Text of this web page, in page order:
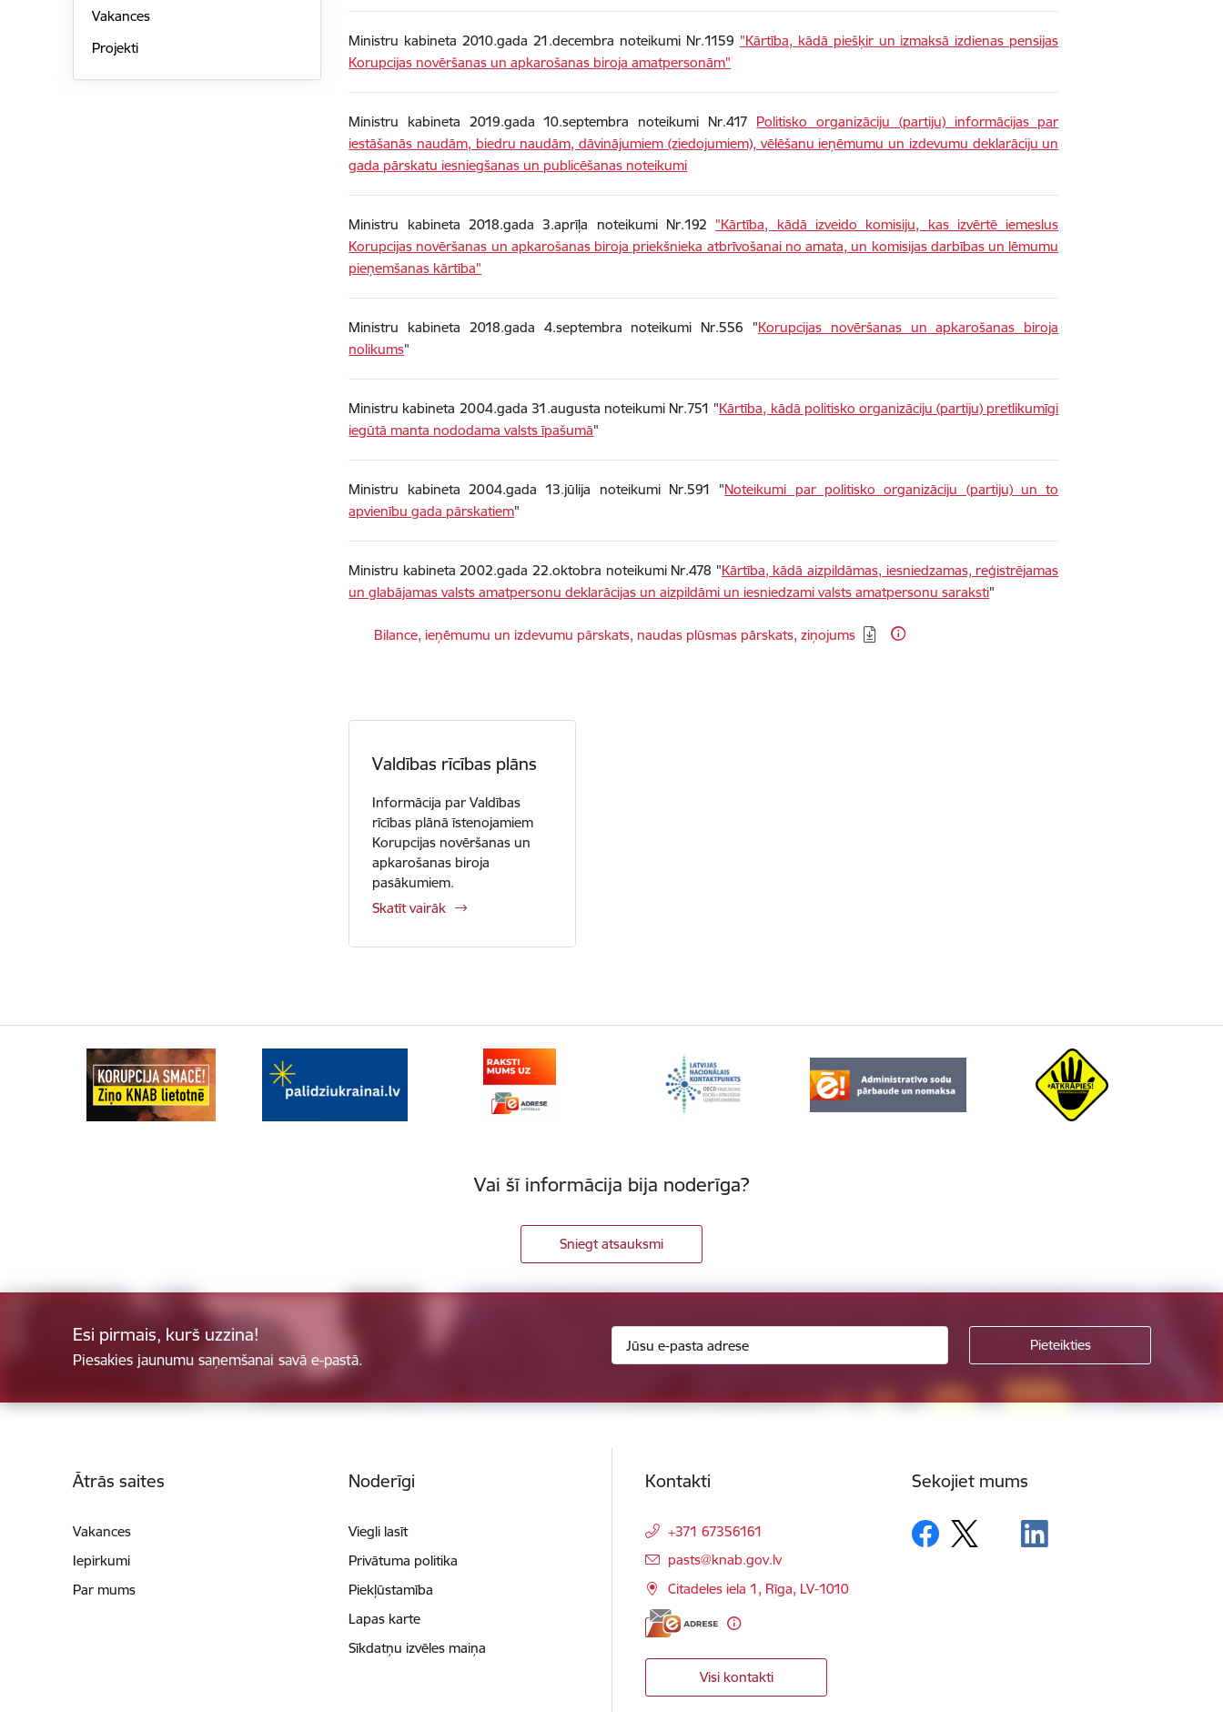
Vakances
Projekti
Ministru kabineta 2010.gada 21.decembra noteikumi Nr.1159 "Kārtība, kādā piešķir un izmaksā izdienas pensijas
Korupcijas novēršanas un apkarošanas biroja amatpersonām"
Ministru kabineta 2019.gada 10.septembra noteikumi Nr.417 Politisko organizāciju (partiju) informācijas par
iestāšanās naudām, biedru naudām, dāvinājumiem (ziedojumiem), vēlēšanu ieņēmumu un izdevumu deklarāciju un
gada pārskatu iesniegšanas un publicēšanas noteikumi
Ministru kabineta 2018.gada 3.aprīļa noteikumi Nr.192 "Kārtība, kādā izveido komisiju, kas izvērtē iemeslus
Korupcijas novēršanas un apkarošanas biroja priekšnieka atbrīvošanai no amata, un komisijas darbības un lēmumu
pieņemšanas kārtība"
Ministru kabineta 2018.gada 4.septembra noteikumi Nr.556 "Korupcijas novēršanas un apkarošanas biroja
nolikums"
Ministru kabineta 2004.gada 31.augusta noteikumi Nr.751 "Kārtība, kādā politisko organizāciju (partiju) pretlikumīgi
iegūtā manta nododama valsts īpašumā"
Ministru kabineta 2004.gada 13.jūlija noteikumi Nr.591 "Noteikumi par politisko organizāciju (partiju) un to
apvienību gada pārskatiem"
Ministru kabineta 2002.gada 22.oktobra noteikumi Nr.478 "Kārtība, kādā aizpildāmas, iesniedzamas, reģistrējamas
un glabājamas valsts amatpersonu deklarācijas un aizpildāmi un iesniedzami valsts amatpersonu saraksti"
Lejupielādēt:
Bilance, ieņēmumu un izdevumu pārskats, naudas plūsmas pārskats, ziņojums
Valdības rīcības plāns
Informācija par Valdības
rīcības plānā īstenojamiem
Korupcijas novēršanas un
apkarošanas biroja
pasākumiem.
Skatīt vairāk
Vai šī informācija bija noderīga?
Sniegt atsauksmi
Esi pirmais, kurš uzzina!
Piesakies jaunumu saņemšanai savā e-pastā.
Ātrās saites
Vakances
Iepirkumi
Par mums
Noderīgi
Viegli lasīt
Privātuma politika
Piekļūstamība
Lapas karte
Sīkdatņu izvēles maiņa
Kontakti
+371 67356161
E-pasts:
pasts@knab.gov.lv
Citadeles iela 1, Rīga, LV-1010
Visi kontakti
Sekojiet mums